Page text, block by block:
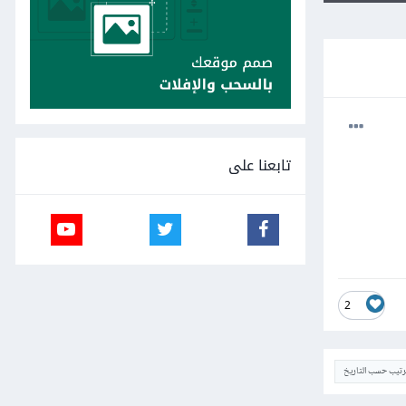
2
حسب التاريخ
تابعنا على